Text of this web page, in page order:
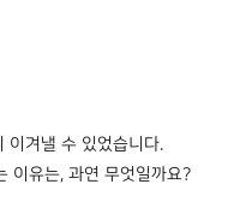
이겨낼 수 있었습니다.
이유는, 과연 무엇일까요?